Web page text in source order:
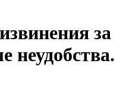
за
неудобства.